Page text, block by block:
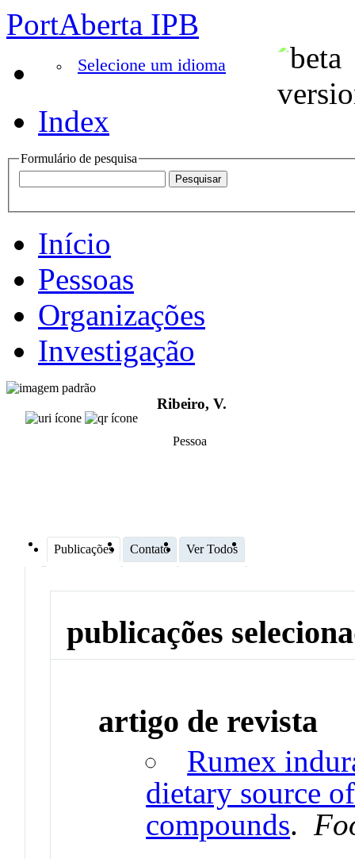
PortAberta IPB
Selecione um idioma
Index
Formulário de pesquisa
Início
Pessoas
Organizações
Investigação
Ribeiro, V.
Pessoa
Publicações Contato Ver Todos
publicações
artigo de revista
Rumex
dietary source
compounds.